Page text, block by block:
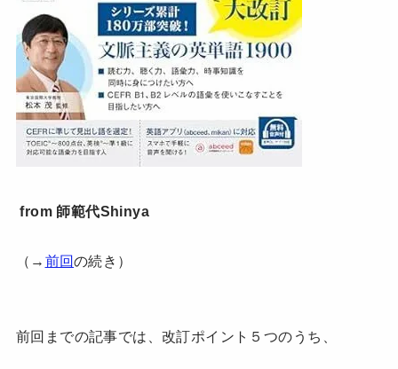
from 師範代Shinya
（→ 前回の続き）
前回までの記事では、改訂ポイント５つのうち、